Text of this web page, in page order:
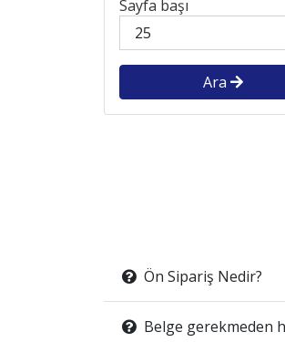
Sayfa başı
Ara
Ön Sipariş Nedir?
Belge gerekmeden